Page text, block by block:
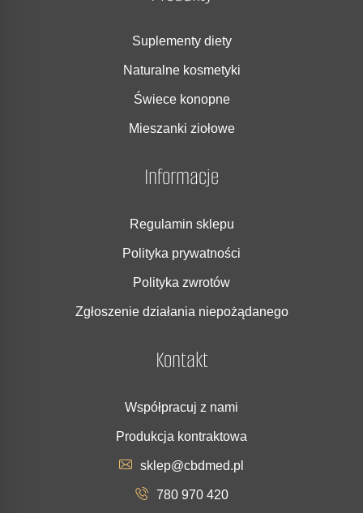
Suplementy diety
Naturalne kosmetyki
Świece konopne
Mieszanki ziołowe
Informacje
Regulamin sklepu
Polityka prywatności
Polityka zwrotów
Zgłoszenie działania niepożądanego
Kontakt
Współpracuj z nami
Produkcja kontraktowa
sklep@cbdmed.pl
780 970 420